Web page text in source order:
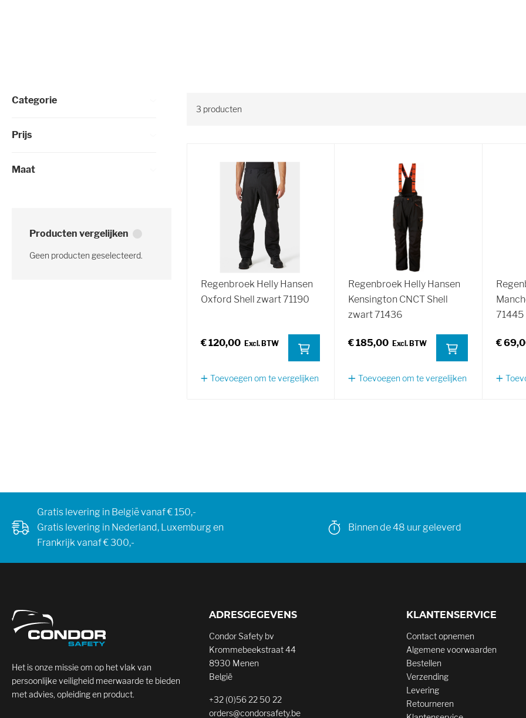
3 producten
Regenbroek Helly Hansen
Oxford Shell zwart 71190
€ 120,00
Toevoegen om te vergelijken
Regenbroek Helly Hansen
Kensington CNCT Shell
zwart 71436
€ 185,00
Toevoegen om te vergelijken
71445
€
Selectie verfijnen
Categorie
Prijs
Maat
Producten vergelijken
Geen producten geselecteerd.
Gratis levering in België vanaf € 150,-
Gratis levering in Nederland, Luxemburg en
Frankrijk vanaf € 300,-
Binnen de 48 uur geleverd
Het is onze missie om op het vlak van
persoonlijke veiligheid meerwaarde te bieden
met advies, opleiding en product.
ADRESGEGEVENS
Condor Safety bv
Krommebeekstraat 44
8930 Menen
België
+32 (0)56 22 50 22
orders@condorsafety.be
KLANTENSERVICE
Contact opnemen
Algemene voorwaarden
Bestellen
Verzending
Levering
Retourneren